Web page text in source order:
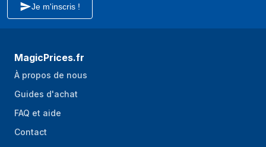
Je m'inscris !
MagicPrices.fr
À propos de nous
Guides d'achat
FAQ et aide
Contact